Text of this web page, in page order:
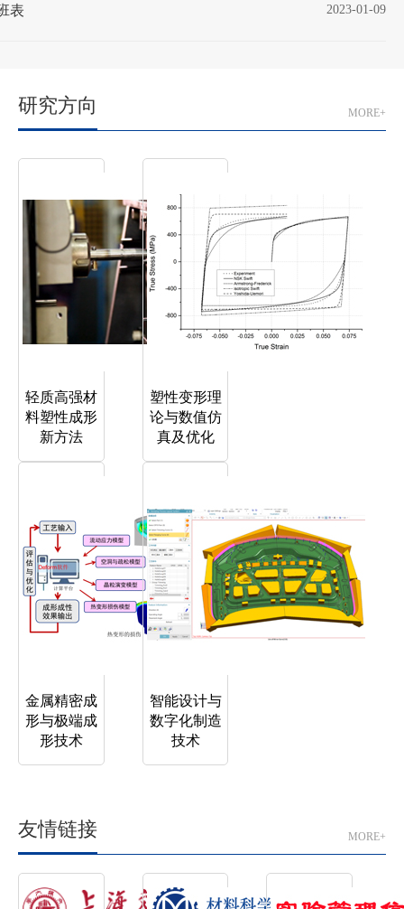
表 2023-01-09
研究方向 MORE+
轻质高强材
料塑性成形
新方法
塑性变形理
论与数值仿
真及优化
金属精密成
形与极端成
形技术
智能设计与
数字化制造
技术
友情链接 MORE+